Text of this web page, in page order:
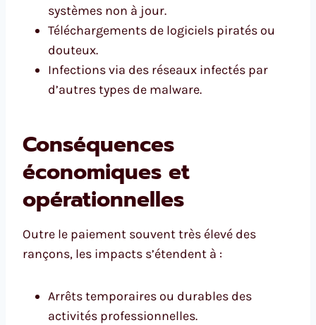
systèmes non à jour.
Téléchargements de logiciels piratés ou
douteux.
Infections via des réseaux infectés par
d’autres types de malware.
Conséquences
économiques et
opérationnelles
Outre le paiement souvent très élevé des
rançons, les impacts s’étendent à :
Arrêts temporaires ou durables des
activités professionnelles.